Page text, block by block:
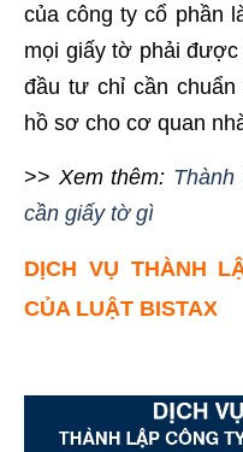
của công ty cổ phần
mọi giấy tờ phải
đầu tư chỉ cần
hồ sơ cho cơ quan
>> Xem thêm:
cần giấy tờ gì
DỊCH VỤ THÀNH
CỦA LUẬT BISTAX